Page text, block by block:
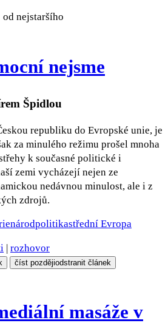
od nejstaršího
nejsme
Špidlou
republiku do Evropské unie, je
za minulého režimu prošel mnoha
k současné politické i
zemi vycházejí nejen ze
nedávnou minulost, ale i z
zdrojů.
národpolitikastřední Evropa
| rozhovor
číst pozdějiodstranit článek
masáže v